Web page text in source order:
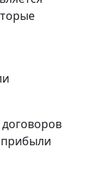
прибыли